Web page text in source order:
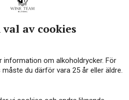
av cookies
information om alkoholdrycker. För
du därför vara 25 år eller äldre.